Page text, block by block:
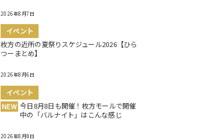
2026年8月7日
イベント
枚方の近所の夏祭りスケジュール2026【ひら
つーまとめ】
2026年8月6日
イベント
NEW 今日8月8日も開催！枚方モールで開催
中の「バルナイト」はこんな感じ
2026年8月8日